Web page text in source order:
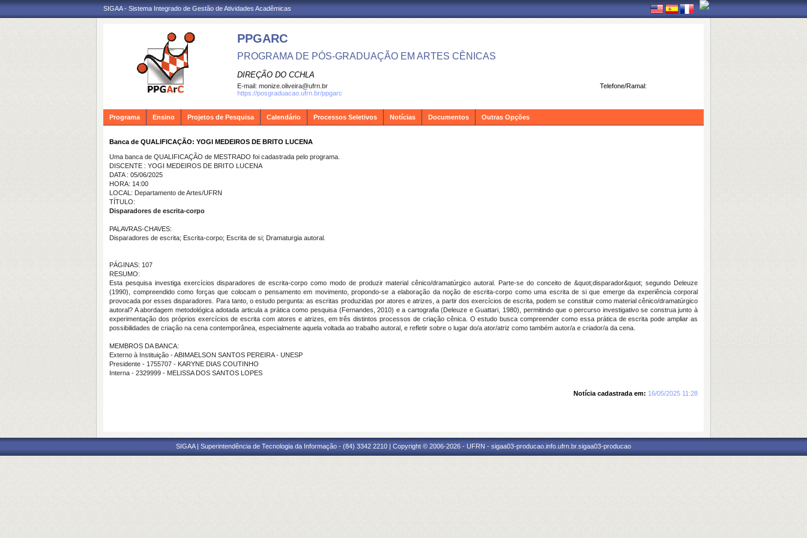
SIGAA - Sistema Integrado de Gestão de Atividades Acadêmicas
PPGARC
PROGRAMA DE PÓS-GRADUAÇÃO EM ARTES CÊNICAS
DIREÇÃO DO CCHLA
Telefone/Ramal:
E-mail: monize.oliveira@ufrn.br
https://posgraduacao.ufrn.br/ppgarc
Programa Ensino Projetos de Pesquisa Calendário Processos Seletivos Notícias Documentos Outras Opções
Banca de QUALIFICAÇÃO: YOGI MEDEIROS DE BRITO LUCENA
Uma banca de QUALIFICAÇÃO de MESTRADO foi cadastrada pelo programa.
DISCENTE : YOGI MEDEIROS DE BRITO LUCENA
DATA : 05/06/2025
HORA: 14:00
LOCAL: Departamento de Artes/UFRN
TÍTULO:
Disparadores de escrita-corpo
PALAVRAS-CHAVES:
Disparadores de escrita; Escrita-corpo; Escrita de si; Dramaturgia autoral.
PÁGINAS: 107
RESUMO:
Esta pesquisa investiga exercícios disparadores de escrita-corpo como modo de produzir material cênico/dramatúrgico autoral. Parte-se do conceito de &quot;disparador&quot; segundo Deleuze
(1990), compreendido como forças que colocam o pensamento em movimento, propondo-se a elaboração da noção de escrita-corpo como uma escrita de si que emerge da experiência corporal
provocada por esses disparadores. Para tanto, o estudo pergunta: as escritas produzidas por atores e atrizes, a partir dos exercícios de escrita, podem se constituir como material cênico/dramatúrgico
autoral? A abordagem metodológica adotada articula a prática como pesquisa (Fernandes, 2010) e a cartografia (Deleuze e Guattari, 1980), permitindo que o percurso investigativo se construa junto à
experimentação dos próprios exercícios de escrita com atores e atrizes, em três distintos processos de criação cênica. O estudo busca compreender como essa prática de escrita pode ampliar as
possibilidades de criação na cena contemporânea, especialmente aquela voltada ao trabalho autoral, e refletir sobre o lugar do/a ator/atriz como também autor/a e criador/a da cena.
MEMBROS DA BANCA:
Externo à Instituição - ABIMAELSON SANTOS PEREIRA - UNESP
Presidente - 1755707 - KARYNE DIAS COUTINHO
Interna - 2329999 - MELISSA DOS SANTOS LOPES
Notícia cadastrada em: 16/05/2025 11:28
SIGAA | Superintendência de Tecnologia da Informação - (84) 3342 2210 | Copyright © 2006-2026 - UFRN - sigaa03-producao.info.ufrn.br.sigaa03-producao